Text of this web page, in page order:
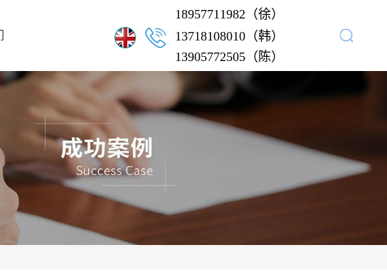
18957711982（徐）
13718108010（韩）
13905772505（陈）